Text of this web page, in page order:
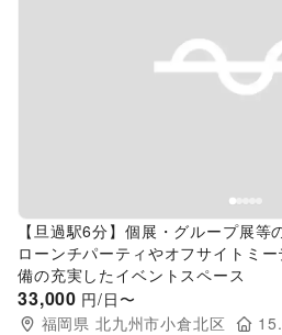
Previous slide
【旦過駅6分】個展・グループ展等
ローンチパーティやオフサイトミ
備の充実したイベントスペース
33,000 円/日〜
福岡県 北九州市小倉北区